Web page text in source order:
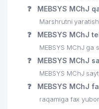
❓ MEBSYS MChJ
Marshrutni
❓ MEBSYS MChJ
MEBSYS MChJ ga
❓ MEBSYS MChJ
MEBSYS MChJ
❓ MEBSYS MChJ
raqamiga fax